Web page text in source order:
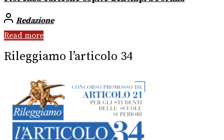
Redazione
Read more
Rileggiamo l’articolo 34